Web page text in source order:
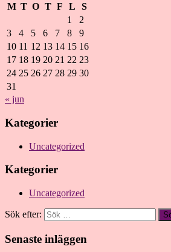
M T O T F L
S
1
2
3
4 5 6 7 8
9
10 11 12 13 14 15 16
17 18 19 20 21 22 23
24 25 26 27 28 29 30
31
« jun
Kategorier
Uncategorized
Kategorier
Uncategorized
Sök efter:
Senaste inläggen